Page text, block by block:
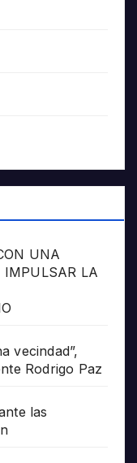
UNA
IMPULSAR LA
vecindad”,
Rodrigo Paz
las